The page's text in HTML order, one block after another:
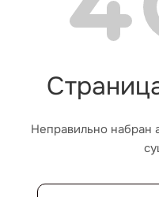
Неправильно набран